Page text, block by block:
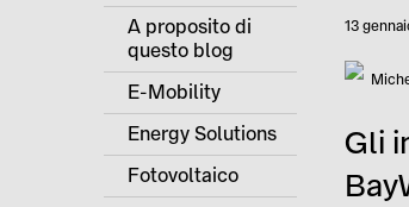
A proposito di
questo blog
E-Mobility
Energy Solutions
Fotovoltaico
13
Autore
Gli